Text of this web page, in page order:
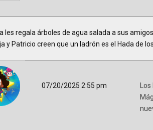
les regala árboles de agua salada a sus
y Patricio creen que un ladrón es el Hada de
07/20/2025 2:55 pm